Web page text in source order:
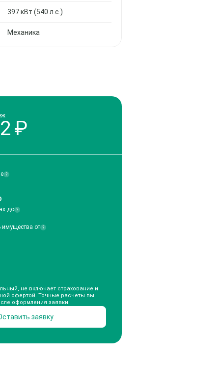
397 кВт (540 л.с.)
Механика
₽
?
до ?
имущества от ?
не включает страхование и
офертой. Точные расчеты вы
оформления заявки.
заявку